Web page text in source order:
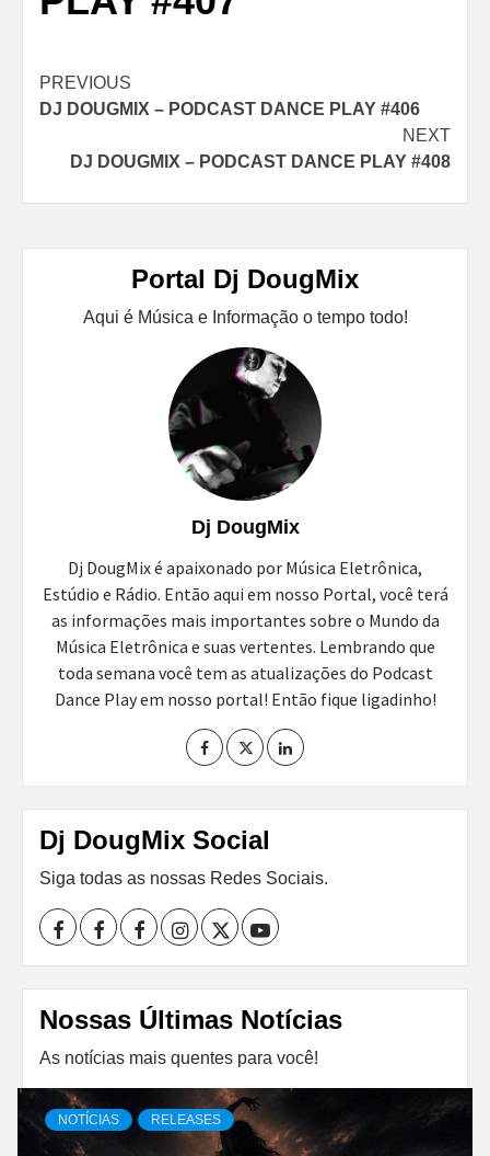
Post
navigation
PREVIOUS
DJ DOUGMIX – PODCAST DANCE PLAY #406
NEXT
DJ DOUGMIX – PODCAST DANCE PLAY #408
Portal Dj DougMix
Aqui é Música e Informação o tempo todo!
Dj DougMix
Dj DougMix é apaixonado por Música Eletrônica,
Estúdio e Rádio. Então aqui em nosso Portal, você terá
as informações mais importantes sobre o Mundo da
Música Eletrônica e suas vertentes. Lembrando que
toda semana você tem as atualizações do Podcast
Dance Play em nosso portal! Então fique ligadinho!
Dj DougMix Social
Siga todas as nossas Redes Sociais.
Facebook
Perfil
I
Perfil
II
Instagram
TwitterYoutube
Nossas Últimas Notícias
As notícias mais quentes para você!
NOTÍCIAS RELEASES